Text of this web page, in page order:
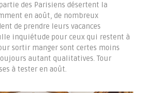
des Parisiens désertent la
en août, de nombreux
de prendre leurs vacances
inquiétude pour ceux qui restent à
sortir manger sont certes moins
autant qualitatives. Tour
à tester en août.